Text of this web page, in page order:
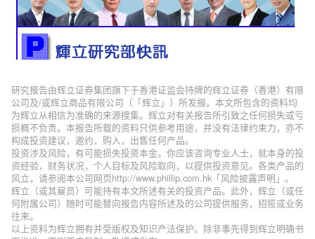
研究报告由辉立证券集团旗下于香港证监会持牌的辉立证券（香港）有限
公司及/或辉立商品有限公司（「辉立」）所发报。本文所包含的资料均
为辉立从相信为准确的来源搜集。辉立对有关报告所引致之任何损失或亏
损概不负责。本报告所载的资料只供参考用途，并没有法律约束力，亦不
构成投资建议，邀约，购入，出售任何产品。
投资涉及风险，有可能损失投资本金。你应该咨询专业人士，就本身的投
资经验，财务状况，个人目标及风险取向，以提供投资意见。各类产品的
风立，请参阅本公司网页http://www.phillip.com.hk「风险披露声明」。
辉立（或其雇员）可能持有本文所述有关的投资产品。此外，辉立（或任
何附属公司）随时可能替向报告内容所述及的公司提供服务，招揽或业务
往来。
以上资料为辉立拥有并受版权及知识产法保护。除非事先得到辉立明确书